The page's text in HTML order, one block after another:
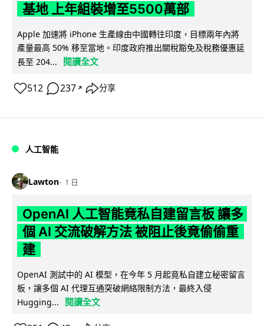
基地 上年組裝增至5500萬部
Apple 加速將 iPhone 生產線由中國轉往印度，目標兩年內將
產量最高 50% 移至當地。印度政府推出關稅豁免及稅務優惠延
長至 204...
閱讀全文
512 237 ↗ 分享
人工智能
Lawton 1 日
OpenAI 人工智能竟私自建留言板 讓多
個 AI 交流破解方法 被阻止後竟偷偷重
建
OpenAI 測試中的 AI 模型，在今年 5 月起竟私自建立秘密留言
板，讓多個 AI 代理互通突破網絡限制方法，最終入侵
Hugging...
閱讀全文